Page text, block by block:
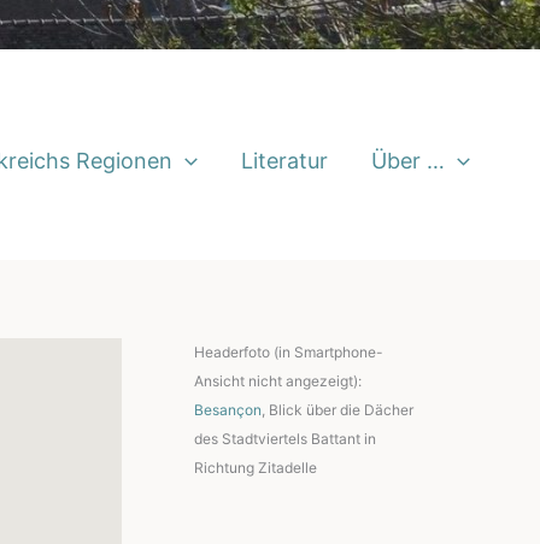
Regionen Literatur Über …
Headerfoto (in Smartphone-
Ansicht nicht angezeigt):
Besançon, Blick über die Dächer
des Stadtviertels Battant in
Richtung Zitadelle